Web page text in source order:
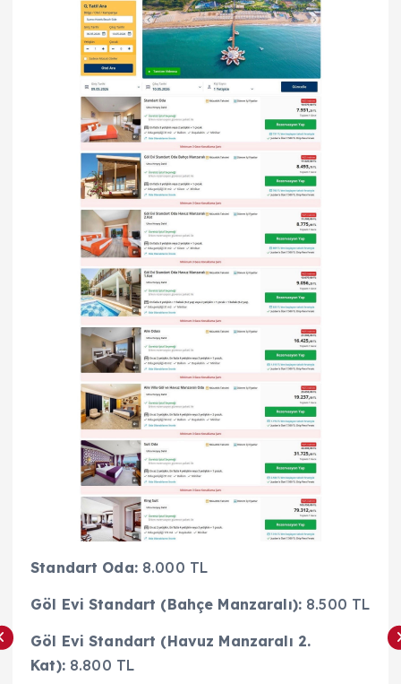
Standart Oda:8.000 TL
Göl Evi Standart (Bahçe Manzaralı): 8.500 TL
Göl Evi Standart (Havuz Manzaralı 2.
Kat):8.800 TL